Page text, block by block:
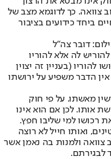
צוואה. כך לדוגמא מצב של
ביחד כידועים בציבור
דובר צה"ל
לה אלא להוריו
להוריו (בעניין זה יצוין
הדבר משפיע על ירושתו
מאשתו. על פי חוק
אותו. לכן אם הוא אינו
רכושו למי שליבו חפץ.
ואותו חייל לא רוצה
צוואה ולמנות בה נאמן אשר
לבגירתם.